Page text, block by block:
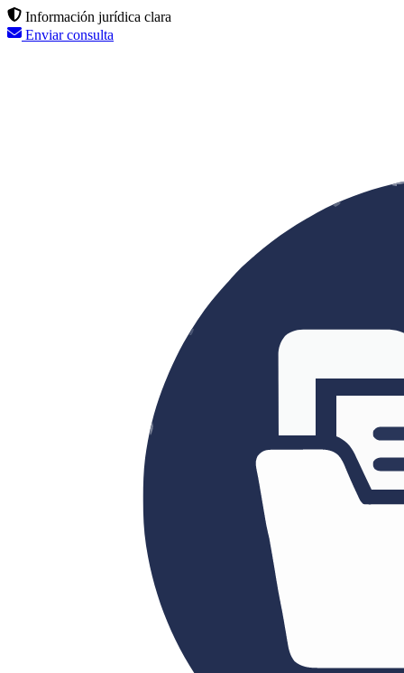
Información jurídica clara
Enviar consulta